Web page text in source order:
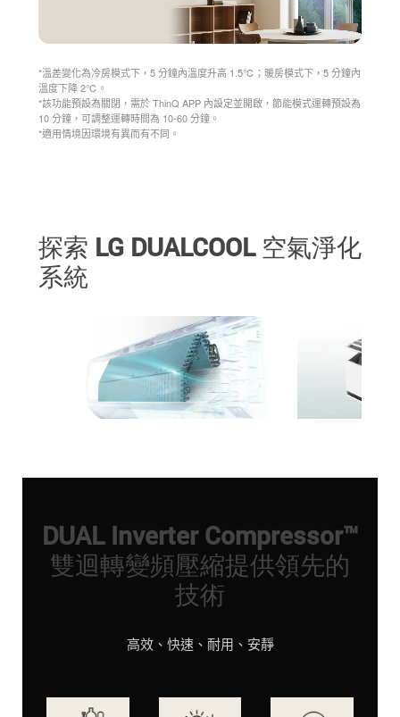
*溫差變化為冷房模式下，5 分鐘內溫度升高 1.5℃；暖房模式下，5 分鐘內
溫度下降 2℃。
*該功能預設為關閉，需於 ThinQ APP 內設定並開啟，節能模式運轉預設為
10 分鐘，可調整運轉時間為 10-60 分鐘。
*適用情境因環境有異而有不同。
探索 LG DUALCOOL 空氣淨化
系統
DUAL Inverter Compressor™
雙迴轉變頻壓縮提供領先的
技術
高效、快速、耐用、安靜